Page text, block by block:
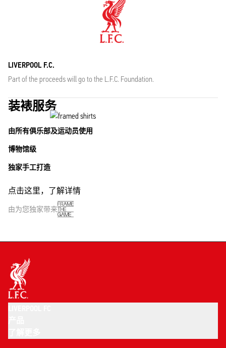
LIVERPOOL F.C.
Part of the proceeds will go to the L.F.C. Foundation.
装裱服务
由所有俱乐部及运动员使用
博物馆级
独家手工打造
点击这里，了解详情
由为您独家带来